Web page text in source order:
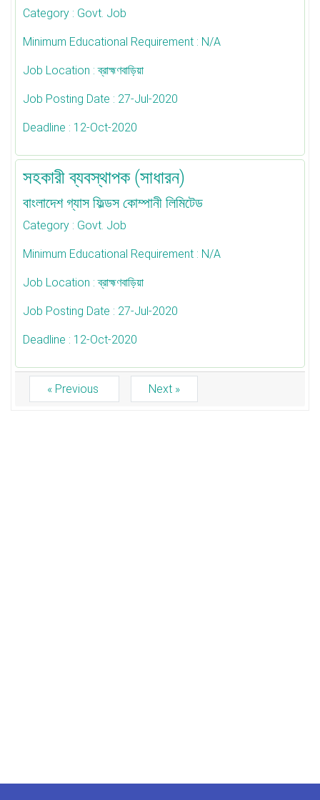
Category : Govt. Job
Minimum Educational Requirement : N/A
Job Location : ব্রাহ্মণবাড়িয়া
Job Posting Date : 27-Jul-2020
Deadline : 12-Oct-2020
সহকারী ব্যবস্থাপক (সাধারন)
বাংলাদেশ গ্যাস ফিল্ডস কোম্পানী লিমিটেড
Category : Govt. Job
Minimum Educational Requirement : N/A
Job Location : ব্রাহ্মণবাড়িয়া
Job Posting Date : 27-Jul-2020
Deadline : 12-Oct-2020
« Previous Next »